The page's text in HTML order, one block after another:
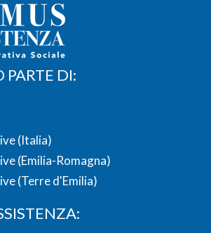
PARTE DI:
(Italia)
(Emilia-Romagna)
(Terre d'Emilia)